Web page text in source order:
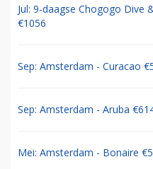
Jul: 9-daagse Chogogo Dive
€1056
Sep: Amsterdam - Curacao
Sep: Amsterdam - Aruba
Mei: Amsterdam - Bonaire